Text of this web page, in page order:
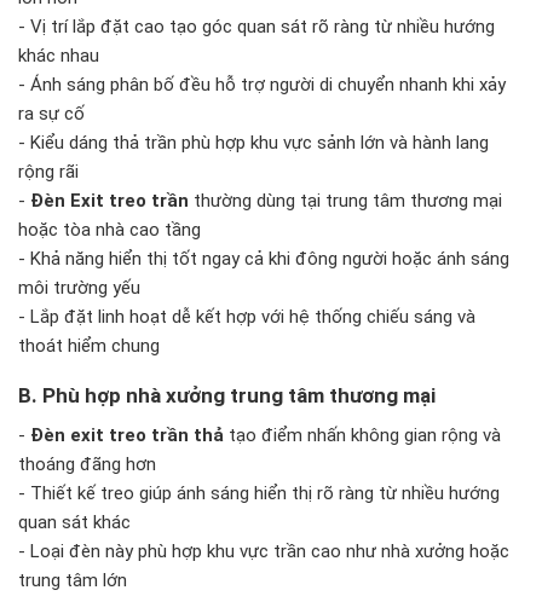
- Vị trí lắp đặt cao tạo góc quan sát rõ ràng từ nhiều hướng
khác nhau
- Ánh sáng phân bố đều hỗ trợ người di chuyển nhanh khi xảy
ra sự cố
- Kiểu dáng thả trần phù hợp khu vực sảnh lớn và hành lang
rộng rãi
- Đèn Exit treo trần thường dùng tại trung tâm thương mại
hoặc tòa nhà cao tầng
- Khả năng hiển thị tốt ngay cả khi đông người hoặc ánh sáng
môi trường yếu
- Lắp đặt linh hoạt dễ kết hợp với hệ thống chiếu sáng và
thoát hiểm chung
B. Phù hợp nhà xưởng trung tâm thương mại
- Đèn exit treo trần thả tạo điểm nhấn không gian rộng và
thoáng đãng hơn
- Thiết kế treo giúp ánh sáng hiển thị rõ ràng từ nhiều hướng
quan sát khác
- Loại đèn này phù hợp khu vực trần cao như nhà xưởng hoặc
trung tâm lớn